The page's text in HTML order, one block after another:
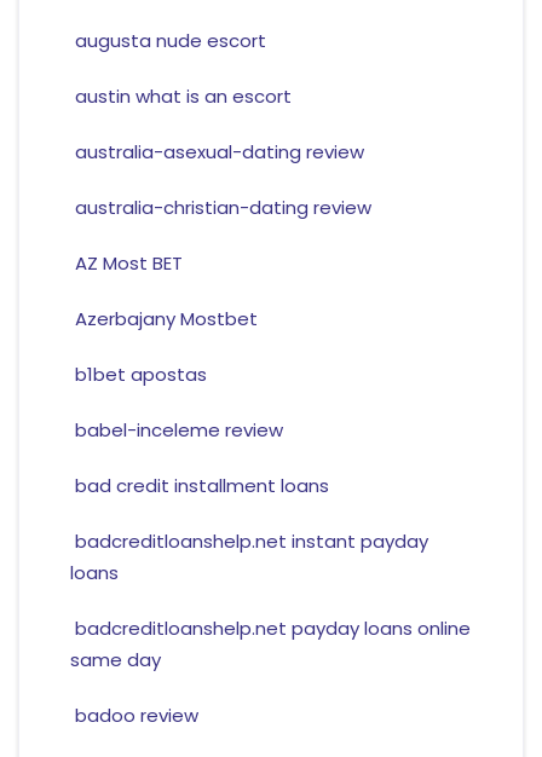
augusta nude escort
austin what is an escort
australia-asexual-dating review
australia-christian-dating review
AZ Most BET
Azerbajany Mostbet
b1bet apostas
babel-inceleme review
bad credit installment loans
badcreditloanshelp.net instant payday
loans
badcreditloanshelp.net payday loans online
same day
badoo review